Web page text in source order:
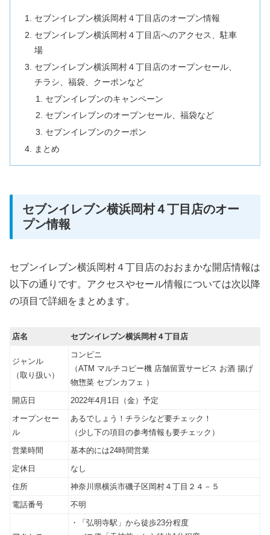
セブンイレブン横浜岡村４丁目店のオープン情報
セブンイレブン横浜岡村４丁目店へのアクセス、駐車
場
セブンイレブン横浜岡村４丁目店のオープンセール、
チラシ、福袋、クーポンなど
セブンイレブンのキャンペーン
セブンイレブンのオープンセール、福袋など
セブンイレブンのクーポン
まとめ
セブンイレブン横浜岡村４丁目店のオー
プン情報
セブンイレブン横浜岡村４丁目店のおおまかな開店情報は
以下の通りです。アクセスやセール情報については次以降
の項目で詳細をまとめます。
店名 セブンイレブン横浜岡村４丁目店
ジャンル
（取り扱い）
コンビニ
（ATM マルチコピー機 店舗留置サービス お酒 揚げ
物惣菜 セブンカフェ ）
開店日
2022年4月1日（金）予定
オープンセー
ル
あるでしょう！チラシなど要チェック！
（少し下の項目の参考情報も要チェック）
営業時間
基本的には24時間営業
定休日
なし
住所
神奈川県横浜市磯子区岡村４丁目２４－５
電話番号
不明
・「弘明寺駅」から徒歩23分程度